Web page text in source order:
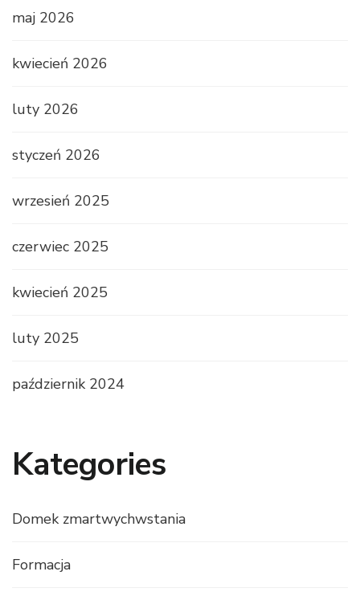
maj 2026
kwiecień 2026
luty 2026
styczeń 2026
wrzesień 2025
czerwiec 2025
kwiecień 2025
luty 2025
październik 2024
Kategories
Domek zmartwychwstania
Formacja